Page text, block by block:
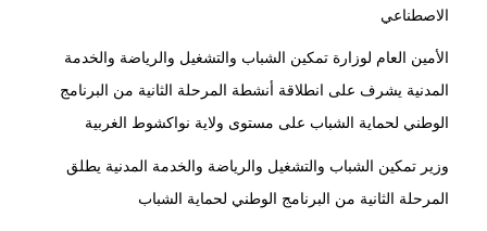
الاصطناعي
الأمين العام لوزارة تمكين الشباب والتشغيل والرياضة والخدمة
المدنية يشرف على انطلاقة أنشطة المرحلة الثانية من البرنامج
الوطني لحماية الشباب على مستوى ولاية نواكشوط الغربية
وزير تمكين الشباب والتشغيل والرياضة والخدمة المدنية يطلق
المرحلة الثانية من البرنامج الوطني لحماية الشباب